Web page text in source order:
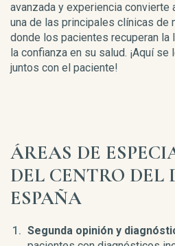
avanzada y experiencia convierte
una de las principales clínicas de
donde los pacientes recuperan
la confianza en su salud. ¡Aquí
juntos con el paciente!
ÁREAS DE
DEL CENTRO DEL
ESPAÑA
Segunda opinión y